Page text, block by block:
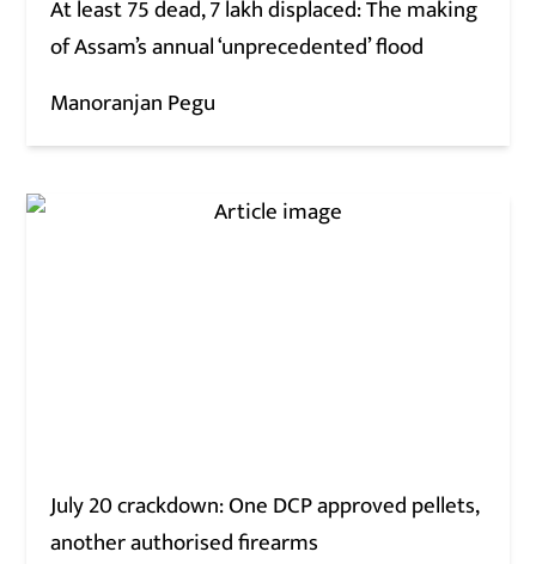
At least 75 dead, 7 lakh displaced: The making
of Assam’s annual ‘unprecedented’ flood
Manoranjan Pegu
July 20 crackdown: One DCP approved pellets,
another authorised firearms